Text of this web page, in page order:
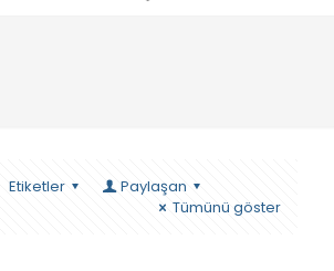
Etiketler
Paylaşan
Tümünü göster